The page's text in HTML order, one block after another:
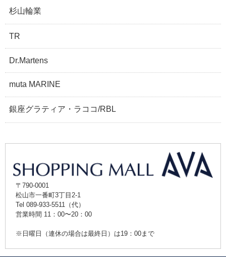
杉山輪業
TR
Dr.Martens
muta MARINE
銀座グラティア・ラココ/RBL
〒790-0001
松山市一番町3丁目2-1
Tel 089-933-5511（代）
営業時間 11：00〜20：00
※日曜日（連休の場合は最終日）は19：00まで